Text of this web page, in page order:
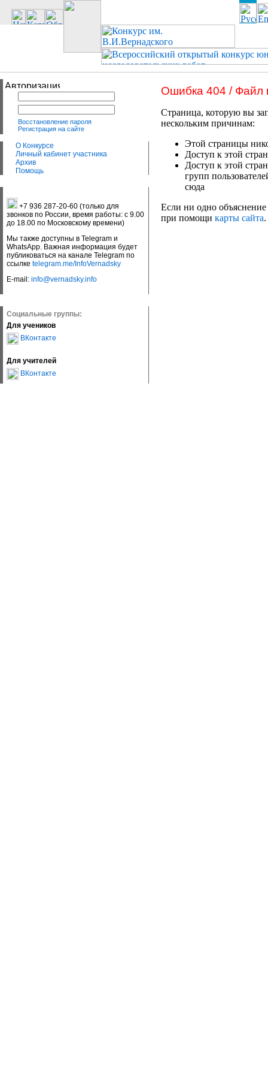
Восстановление пароля
Регистрация на сайте
О Конкурсе
Личный кабинет участника
Архив
Помощь
+7 936 287-20-60 (только для
звонков по России, время работы: с 9.00
до 18.00 по Московскому времени)
Мы также доступны в Telegram и
WhatsApp. Важная информация будет
публиковаться на канале Telegram по
ссылке telegram.me/InfoVernadsky
E-mail: info@vernadsky.info
Социальные группы:
Для учеников
ВКонтакте
Для учителей
ВКонтакте
Ошибка 404 / Файл
Страница, которую вы
нескольким причинам:
Этой страницы
Доступ к этой
Доступ к этой
групп
сюда
Если ни одно объяснение
при помощи карты сайта.